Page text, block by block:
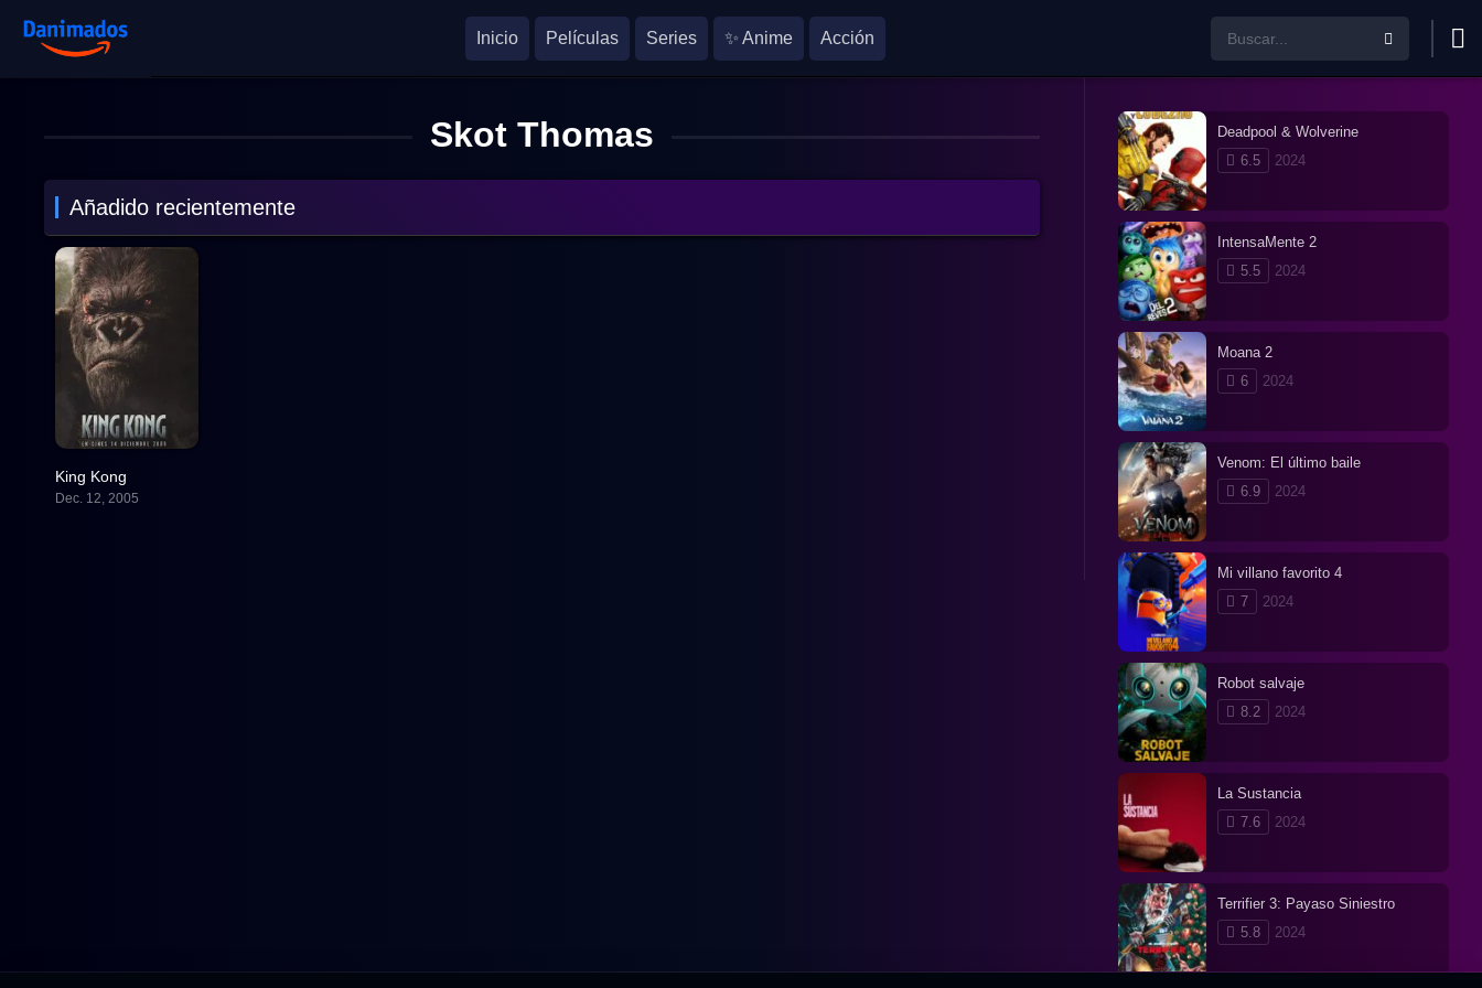
Inicio Películas Series ✨ Anime Acción
Skot Thomas
Añadido recientemente
King Kong
Dec. 12, 2005
Deadpool & Wolverine
6.5
2024
IntensaMente 2
5.5
2024
Moana 2
6
2024
Venom: El último baile
6.9
2024
Mi villano favorito 4
7
2024
Robot salvaje
8.2
2024
La Sustancia
7.6
2024
Terrifier 3: Payaso Siniestro
5.8
2024